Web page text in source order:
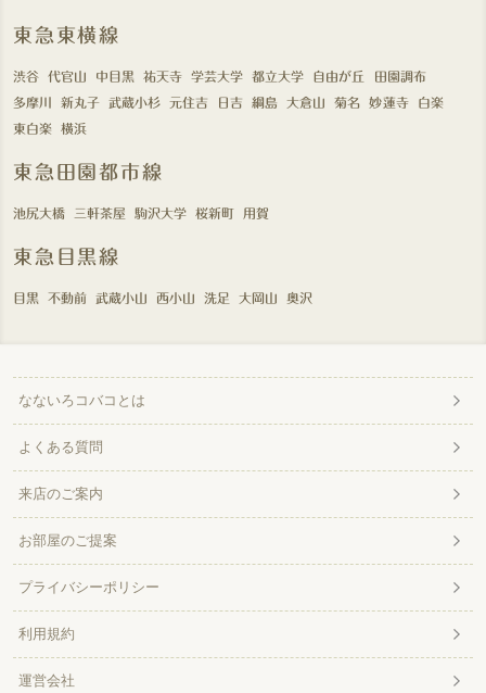
東急東横線
渋谷 代官山 中目黒 祐天寺 学芸大学 都立大学 自由が丘
田園調布
多摩川
新丸子 武蔵小杉 元住吉 日吉 綱島 大倉山 菊名 妙蓮寺
白楽
東白楽
横浜
東急田園都市線
池尻大橋 三軒茶屋 駒沢大学 桜新町 用賀
東急目黒線
目黒 不動前 武蔵小山 西小山 洗足 大岡山 奥沢
なないろコバコとは
よくある質問
来店のご案内
お部屋のご提案
プライバシーポリシー
利用規約
運営会社